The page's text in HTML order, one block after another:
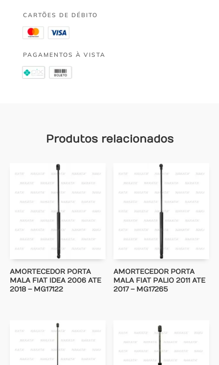
CARTÕES DE DÉBITO
PAGAMENTOS À VISTA
Produtos relacionados
AMORTECEDOR PORTA
MALA FIAT IDEA 2006 ATE
2018 – MG17122
AMORTECEDOR PORTA
MALA FIAT PALIO 2011 ATE
2017 – MG17265